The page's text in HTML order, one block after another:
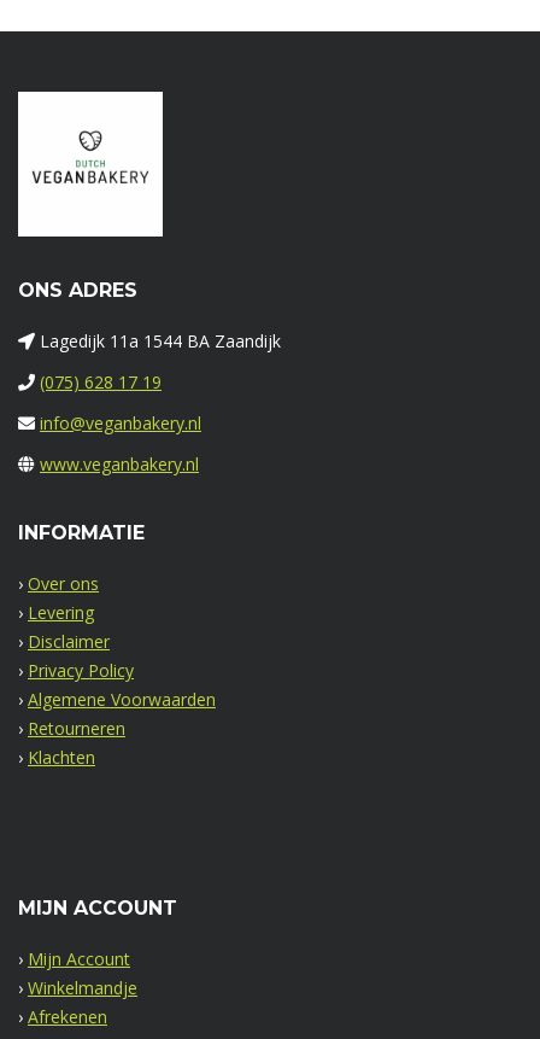
ONS ADRES
Lagedijk 11a 1544 BA Zaandijk
(075) 628 17 19
info@veganbakery.nl
www.veganbakery.nl
INFORMATIE
› Over ons
› Levering
› Disclaimer
› Privacy Policy
› Algemene Voorwaarden
› Retourneren
› Klachten
MIJN ACCOUNT
› Mijn Account
› Winkelmandje
› Afrekenen